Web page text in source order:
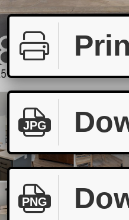
JPG
PNG